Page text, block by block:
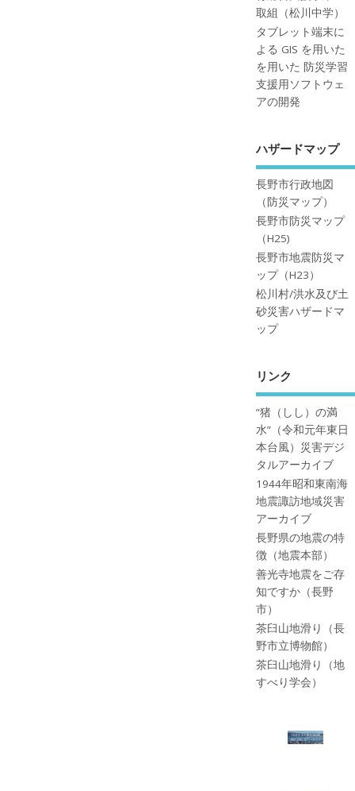
取組（松川中学）
タブレット端末に
よる GIS を用いた
を用いた 防災学習
支援用ソフトウェ
アの開発
ハザードマップ
長野市行政地図
（防災マップ）
長野市防災マップ
（H25)
長野市地震防災マ
ップ（H23）
松川村/洪水及び土
砂災害ハザードマ
ップ
リンク
”猪（しし）の満
水”（令和元年東日
本台風）災害デジ
タルアーカイブ
1944年昭和東南海
地震諏訪地域災害
アーカイブ
長野県の地震の特
徴（地震本部）
善光寺地震をご存
知ですか（長野
市）
茶臼山地滑り（長
野市立博物館）
茶臼山地滑り（地
すべり学会）